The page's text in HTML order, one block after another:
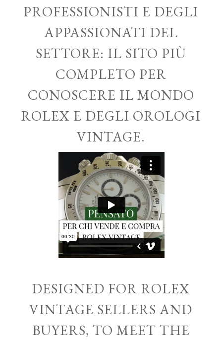
PROFESSIONISTI E DEGLI
APPASSIONATI DEL
SETTORE: IL SITO PIÙ
COMPLETO PER
CONOSCERE IL MONDO
ROLEX E DEGLI OROLOGI
VINTAGE.
DESIGNED FOR ROLEX
VINTAGE SELLERS AND
BUYERS, TO MEET THE